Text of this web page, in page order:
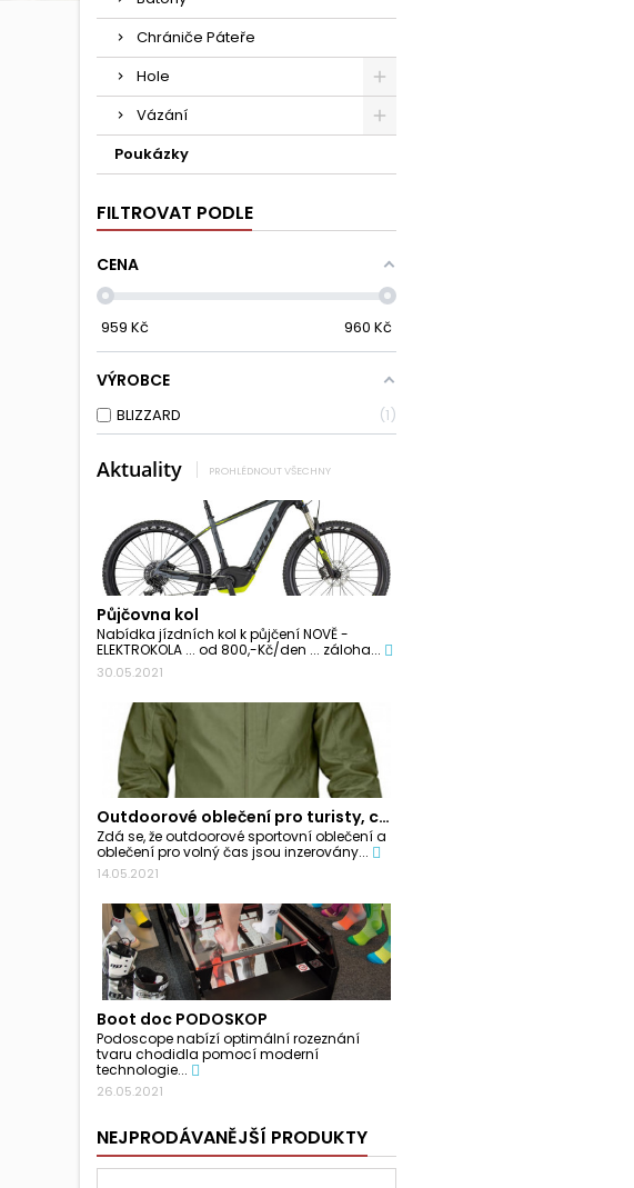
Chrániče Páteře
Hole
Vázání
Poukázky
FILTROVAT PODLE
CENA
959 Kč 960 Kč
VÝROBCE
BLIZZARD 1
Aktuality PROHLÉDNOUT VŠECHNY
Půjčovna kol
Nabídka jízdních kol k půjčení NOVĚ -
ELEKTROKOLA ... od 800,-Kč/den ... záloha...
30.05.2021
Outdoorové oblečení pro turisty, cyklisty a...
Zdá se, že outdoorové sportovní oblečení a
oblečení pro volný čas jsou inzerovány...
14.05.2021
Boot doc PODOSKOP
Podoscope nabízí optimální rozeznání
tvaru chodidla pomocí moderní
technologie...
26.05.2021
NEJPRODÁVANĚJŠÍ PRODUKTY